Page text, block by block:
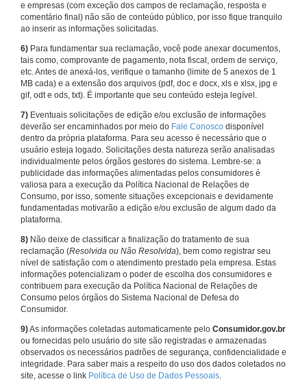
e empresas (com exceção dos campos de reclamação, resposta e
comentário final) não são de conteúdo público, por isso fique tranquilo
ao inserir as informações solicitadas.
6) Para fundamentar sua reclamação, você pode anexar documentos,
tais como, comprovante de pagamento, nota fiscal, ordem de serviço,
etc. Antes de anexá-los, verifique o tamanho (limite de 5 anexos de 1
MB cada) e a extensão dos arquivos (pdf, doc e docx, xls e xlsx, jpg e
gif, odt e ods, txt). É importante que seu conteúdo esteja legível.
7) Eventuais solicitações de edição e/ou exclusão de informações
deverão ser encaminhados por meio do Fale Conosco disponível
dentro da própria plataforma. Para seu acesso é necessário que o
usuário esteja logado. Solicitações desta natureza serão analisadas
individualmente pelos órgãos gestores do sistema. Lembre-se: a
publicidade das informações alimentadas pelos consumidores é
valiosa para a execução da Política Nacional de Relações de
Consumo, por isso, somente situações excepcionais e devidamente
fundamentadas motivarão a edição e/ou exclusão de algum dado da
plataforma.
8) Não deixe de classificar a finalização do tratamento de sua
reclamação (Resolvida ou Não Resolvida), bem como registrar seu
nível de satisfação com o atendimento prestado pela empresa. Estas
informações potencializam o poder de escolha dos consumidores e
contribuem para execução da Política Nacional de Relações de
Consumo pelos órgãos do Sistema Nacional de Defesa do
Consumidor.
9)As informações coletadas automaticamente pelo Consumidor.gov.br
ou fornecidas pelo usuário do site são registradas e armazenadas
observados os necessários padrões de segurança, confidencialidade e
integridade. Para saber mais a respeito do uso dos dados coletados no
site, acesse o link Política de Uso de Dados Pessoais.